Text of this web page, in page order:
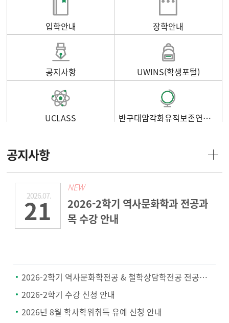
입학안내 장학안내
공지사항 UWINS(학생포털)
UCLASS 반구대암각화유적보존연구소
공지사항
2026.07.
21
NEW
2026-2학기 역사문화학과 전공과
목 수강 안내
2026-2학기 역사문화학전공 & 철학상담학전공 전공공통과목 지정 안내
2026-2학기 수강 신청 안내
2026년 8월 학사학위취득 유예 신청 안내